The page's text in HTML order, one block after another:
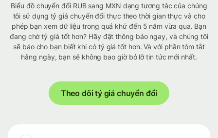
Biểu đồ chuyển đổi RUB sang MXN dạng tương tác của chúng
tôi sử dụng tỷ giá chuyển đổi thực theo thời gian thực và cho
phép bạn xem dữ liệu trong quá khứ đến 5 năm vừa qua. Bạn
đang chờ tỷ giá tốt hơn? Hãy đặt thông báo ngay, và chúng tôi
sẽ báo cho bạn biết khi có tỷ giá tốt hơn. Và với phần tóm tắt
hằng ngày, bạn sẽ không bao giờ bỏ lỡ tin tức mới nhất.
Theo dõi tỷ giá chuyển đổi